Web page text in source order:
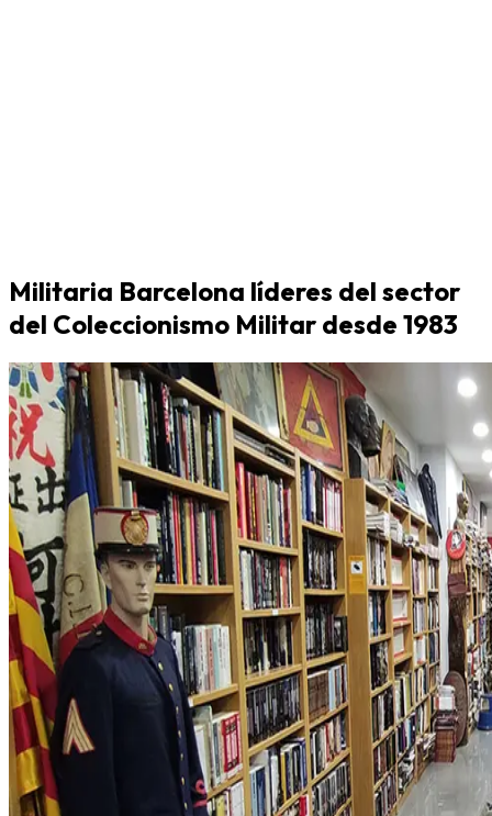
Militaria Barcelona líderes del sector
del Coleccionismo Militar desde 1983